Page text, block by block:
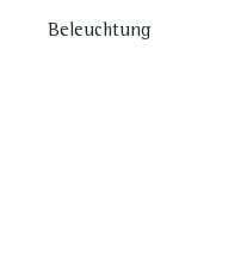
Beleuchtung